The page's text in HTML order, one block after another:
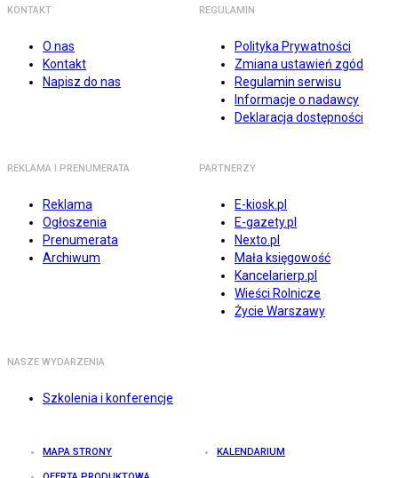
KONTAKT
O nas
Kontakt
Napisz do nas
REGULAMIN
Polityka Prywatności
Zmiana ustawień zgód
Regulamin serwisu
Informacje o nadawcy
Deklaracja dostępności
REKLAMA I PRENUMERATA
Reklama
Ogłoszenia
Prenumerata
Archiwum
PARTNERZY
E-kiosk.pl
E-gazety.pl
Nexto.pl
Mała księgowość
Kancelarierp.pl
Wieści Rolnicze
Życie Warszawy
NASZE WYDARZENIA
Szkolenia i konferencje
MAPA STRONY KALENDARIUM